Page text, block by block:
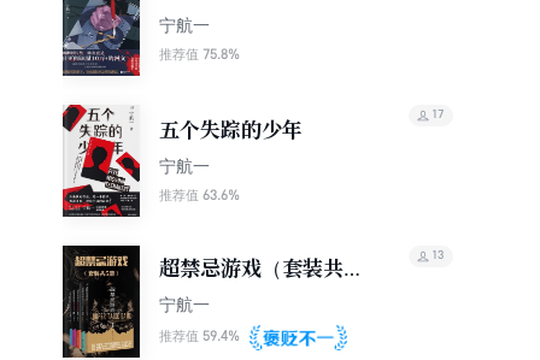
宁航一
推荐值 75.8%
五个失踪的少年
宁航一
推荐值 63.6%
17
超禁忌游戏（套装共5
册）
宁航一
推荐值 59.4%
13